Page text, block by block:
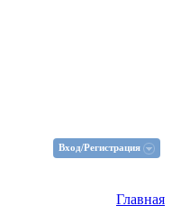
Вход/Регистрация
Главная